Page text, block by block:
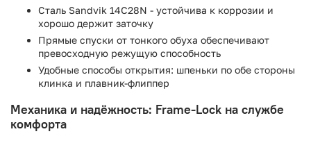
Сталь Sandvik 14C28N - устойчива к коррозии и
хорошо держит заточку
Прямые спуски от тонкого обуха обеспечивают
превосходную режущую способность
Удобные способы открытия: шпеньки по обе стороны
клинка и плавник-флиппер
Механика и надёжность: Frame-Lock на службе
комфорта